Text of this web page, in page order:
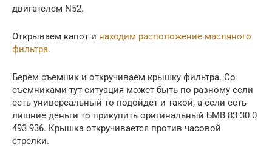
двигателем N52.
Открываем капот и находим расположение масляного
фильтра.
Берем съемник и откручиваем крышку фильтра. Со
съемниками тут ситуация может быть по разному если
есть универсальный то подойдет и такой, а если есть
лишние деньги то прикупить оригинальный БМВ 83 30 0
493 936. Крышка откручивается против часовой
стрелки.